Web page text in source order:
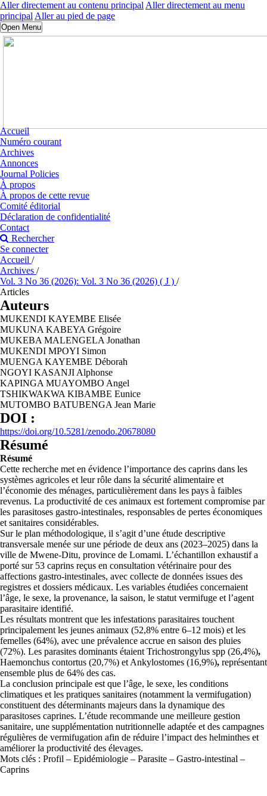
Aller directement au contenu principal Aller directement au menu
principal Aller au pied de page
Open Menu
Accueil
Numéro courant
Archives
Annonces
Journal Policies
À propos
À propos de cette revue
Comité éditorial
Déclaration de confidentialité
Contact
Rechercher
Se connecter
Accueil /
Archives /
Vol. 3 No 36 (2026): Vol. 3 No 36 (2026) ( J ) /
Articles
Auteurs
MUKENDI KAYEMBE Elisée
MUKUNA KABEYA Grégoire
MUKEBA MALENGELA Jonathan
MUKENDI MPOYI Simon
MUENGA KAYEMBE Déborah
NGOYI KASANJI Alphonse
KAPINGA MUAYOMBO Angel
TSHIKWAKWA KIBAMBE Eunice
MUTOMBO BATUBENGA Jean Marie
DOI :
https://doi.org/10.5281/zenodo.20678080
Résumé
Résumé
Cette recherche met en évidence l’importance des caprins dans les
systèmes agricoles et leur rôle dans la sécurité alimentaire et
l’économie des ménages, particulièrement dans les pays à faibles
revenus. La productivité de ces animaux est fortement compromise par
les parasitoses gastro-intestinales, responsables de pertes économiques
et sanitaires considérables.
Sur le plan méthodologique, il s’agit d’une étude descriptive
transversale menée sur une période de deux ans (2023–2025) dans la
ville de Mwene-Ditu, province de Lomami. L’échantillon exhaustif a
porté sur 53 caprins reçus en consultation vétérinaire pour des
affections gastro-intestinales, avec collecte de données issues des
registres et dossiers médicaux. Les variables étudiées concernaient
l’âge, le sexe, la provenance, la saison, le statut vermifuge et l’agent
parasitaire identifié.
Les résultats montrent que les infestations parasitaires touchent
principalement les jeunes animaux (52,8% entre 6–12 mois) et les
femelles (64%), avec une prévalence accrue en saison des pluies
(72%). Les parasites dominants étaient Trichostrongylus spp (26,4%),
Haemonchus contortus (20,7%) et Ankylostomes (16,9%), représentant
ensemble plus de 64% des cas.
La conclusion principale est que l’âge, le sexe, les conditions
climatiques et les pratiques sanitaires (notamment la vermifugation)
constituent des déterminants majeurs dans la dynamique des
parasitoses caprines. L’étude recommande une meilleure gestion
sanitaire, une supplémentation nutritionnelle adaptée et des campagnes
régulières de vermifugation afin de réduire l’impact des helminthes et
améliorer la productivité des élevages.
Mots clés : Profil – Epidémiologie – Parasite – Gastro-intestinal –
Caprins